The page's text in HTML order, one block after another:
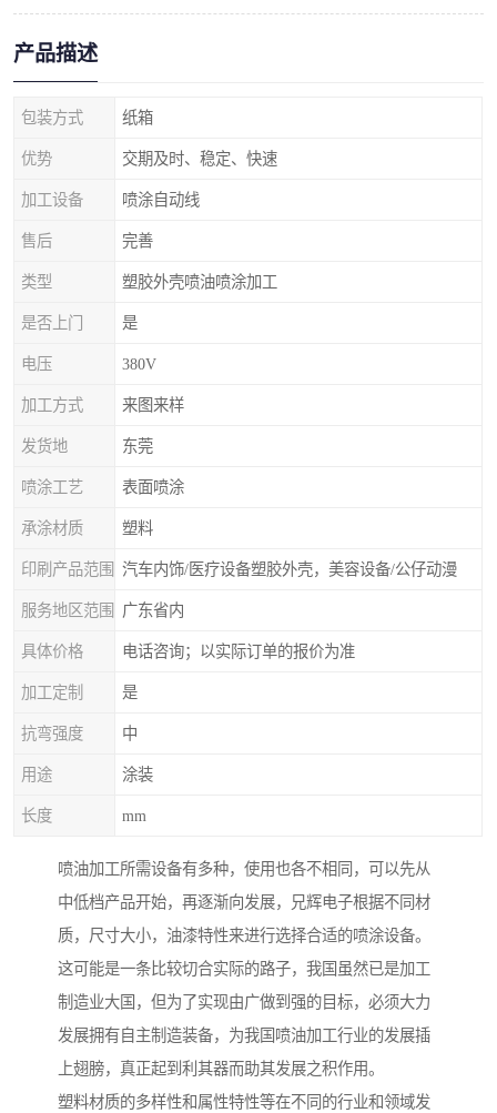
产品描述
包装方式 纸箱
优势 交期及时、稳定、快速
加工设备 喷涂自动线
售后 完善
类型 塑胶外壳喷油喷涂加工
是否上门 是
电压 380V
加工方式 来图来样
发货地 东莞
喷涂工艺 表面喷涂
承涂材质 塑料
印刷产品范围 汽车内饰/医疗设备塑胶外壳，美容设备/公仔动漫
服务地区范围 广东省内
具体价格 电话咨询；以实际订单的报价为准
加工定制 是
抗弯强度 中
用途 涂装
长度 mm
喷油加工所需设备有多种，使用也各不相同，可以先从
中低档产品开始，再逐渐向发展，兄辉电子根据不同材
质，尺寸大小，油漆特性来进行选择合适的喷涂设备。
这可能是一条比较切合实际的路子，我国虽然已是加工
制造业大国，但为了实现由广做到强的目标，必须大力
发展拥有自主制造装备，为我国喷油加工行业的发展插
上翅膀，真正起到利其器而助其发展之积作用。
塑料材质的多样性和属性特性等在不同的行业和领域发